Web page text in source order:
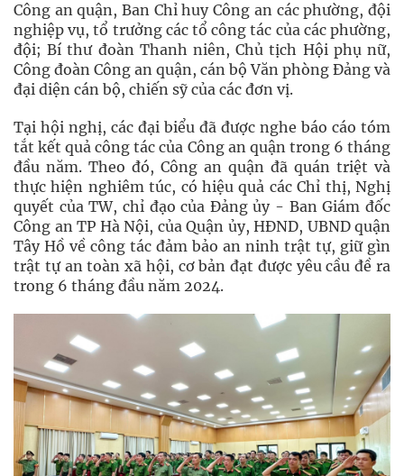
Công an quận, Ban Chỉ huy Công an các phường, đội
nghiệp vụ, tổ trưởng các tổ công tác của các phường,
đội; Bí thư đoàn Thanh niên, Chủ tịch Hội phụ nữ,
Công đoàn Công an quận, cán bộ Văn phòng Đảng và
đại diện cán bộ, chiến sỹ của các đơn vị.
Tại hội nghị, các đại biểu đã được nghe báo cáo tóm
tắt kết quả công tác của Công an quận trong 6 tháng
đầu năm. Theo đó, Công an quận đã quán triệt và
thực hiện nghiêm túc, có hiệu quả các Chỉ thị, Nghị
quyết của TW, chỉ đạo của Đảng ủy - Ban Giám đốc
Công an TP Hà Nội, của Quận ủy, HĐND, UBND quận
Tây Hồ về công tác đảm bảo an ninh trật tự, giữ gìn
trật tự an toàn xã hội, cơ bản đạt được yêu cầu đề ra
trong 6 tháng đầu năm 2024.